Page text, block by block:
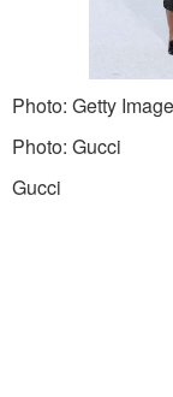
Photo: Getty
Photo: Gucci
Gucci